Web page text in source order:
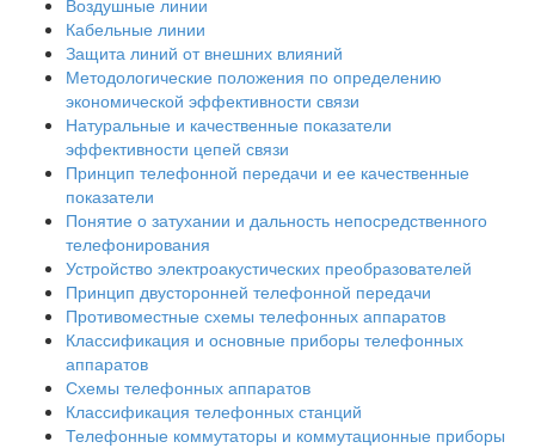
Кабельные линии
Защита линий от внешних влияний
Методологические положения по определению
экономической эффективности связи
Натуральные и качественные показатели
эффективности цепей связи
Принцип телефонной передачи и ее качественные
показатели
Понятие о затухании и дальность непосредственного
телефонирования
Устройство электроакустических преобразователей
Принцип двусторонней телефонной передачи
Противоместные схемы телефонных аппаратов
Классификация и основные приборы телефонных
аппаратов
Схемы телефонных аппаратов
Классификация телефонных станций
Телефонные коммутаторы и коммутационные приборы